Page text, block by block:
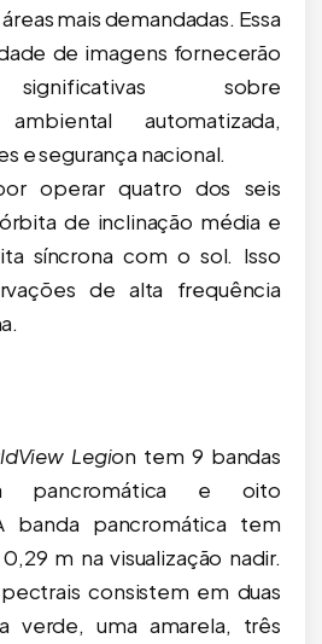
áreas mais demandadas. Essa
de imagens fornecerão
sobre
automatizada,
e segurança nacional.
operar quatro dos seis
de inclinação média e
síncrona com o sol. Isso
de alta frequência
Legion tem 9 bandas
pancromática e oito
banda pancromática tem
m na visualização nadir.
consistem em duas
verde, uma amarela, três